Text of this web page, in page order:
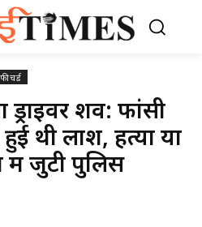
फीचर्ड
ड्राइवर शव: फांसी
थी लाश, हत्या या
में जुटी पुलिस